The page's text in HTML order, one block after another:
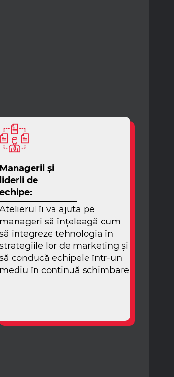
Managerii și
liderii de
echipe:
Atelierul îi va ajuta pe
manageri să înțeleagă cum
să integreze tehnologia în
strategiile lor de marketing și
să conducă echipele într-un
mediu în continuă schimbare